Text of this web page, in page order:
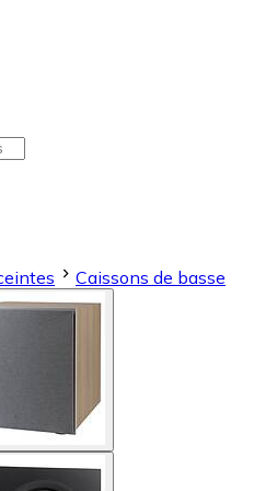
Caissons de basse